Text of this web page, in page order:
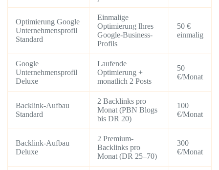
Optimierung Google
Unternehmensprofil
Standard
Einmalige
Optimierung Ihres
Google-Business-
Profils
50 €
einmalig
Google
Unternehmensprofil
Deluxe
Laufende
Optimierung +
monatlich 2 Posts
50
€/Monat
Backlink-Aufbau
Standard
2 Backlinks pro
Monat (PBN Blogs
bis DR 20)
100
€/Monat
Backlink-Aufbau
Deluxe
2 Premium-
Backlinks pro
Monat (DR 25–70)
300
€/Monat